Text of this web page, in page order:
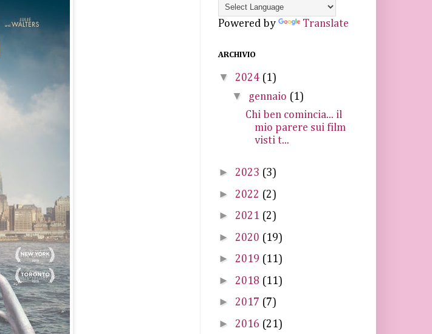
Powered by Translate
ARCHIVIO
▼ 2024 (1)
▼ gennaio (1)
Chi ben comincia... il
mio parere sui film
visti t...
► 2023 (3)
► 2022 (2)
► 2021 (2)
► 2020 (19)
► 2019 (11)
► 2018 (11)
► 2017 (7)
► 2016 (21)